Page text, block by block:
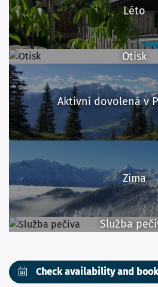
Otisk
Zima
Léto
Aktivní dovolená v
Služba
Check availability and